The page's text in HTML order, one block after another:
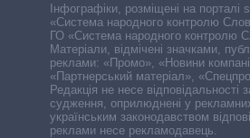
Інфографіки, розміщені на порталі
«Система народного контролю
ГО «Система народного контролю
Матеріали, відмічені значками,
реклами: «Промо», «Новини
«Партнерський матеріал»,
Редакція не несе відповідальності
судження, оприлюднені у рекламних
українським законодавством
реклами несе рекламодавець.